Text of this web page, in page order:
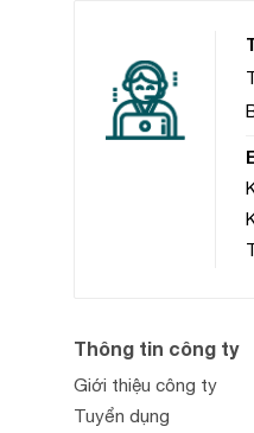
Thông tin công ty
Giới thiệu công ty
Tuyển dụng